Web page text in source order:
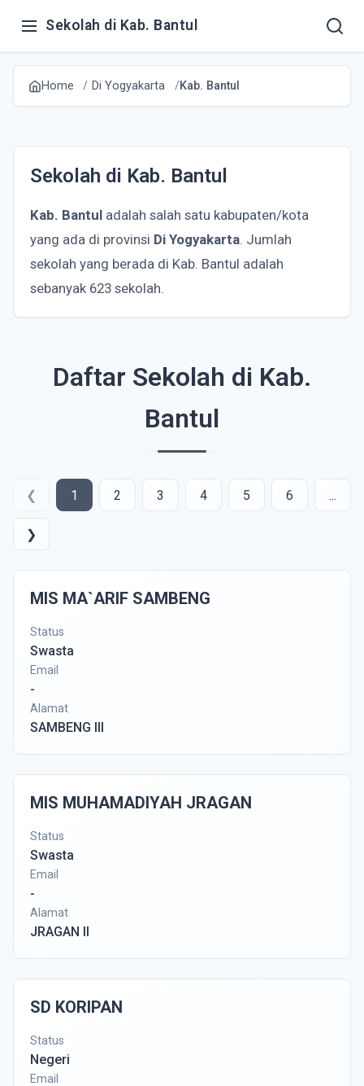
Sekolah di Kab. Bantul
Home Di Yogyakarta Kab. Bantul
Sekolah di Kab. Bantul
Kab. Bantul adalah salah satu kabupaten/kota
yang ada di provinsi Di Yogyakarta. Jumlah
sekolah yang berada di Kab. Bantul adalah
sebanyak 623 sekolah.
Daftar Sekolah di Kab.
Bantul
❮ 1 2 3 4 5 6 ...
❯
MIS MA`ARIF SAMBENG
Status
Swasta
Email
-
Alamat
SAMBENG III
MIS MUHAMADIYAH JRAGAN
Status
Swasta
Email
-
Alamat
JRAGAN II
SD KORIPAN
Status
Negeri
Email